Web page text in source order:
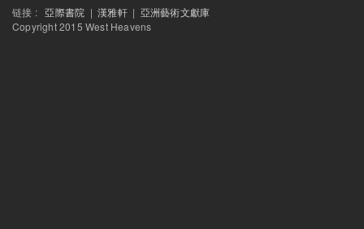
链接 :亞際書院 |漢雅軒 | 亞洲藝術文獻庫
Copyright 2015 West Heavens